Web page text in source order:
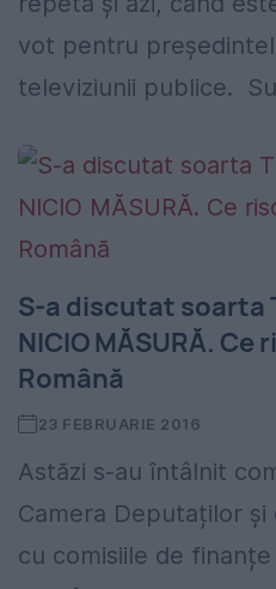
vot pentru
televiziunii publice.
S-a discutat soarta
NICIO MĂSURĂ. Ce
Română
23 FEBRUARIE 2016
Astăzi s-au întâlnit
Camera Deputaților
cu comisiile de